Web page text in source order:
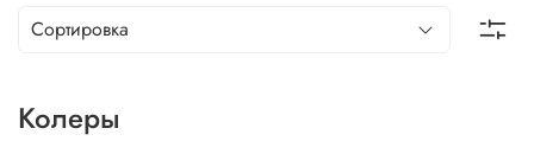
Колеры